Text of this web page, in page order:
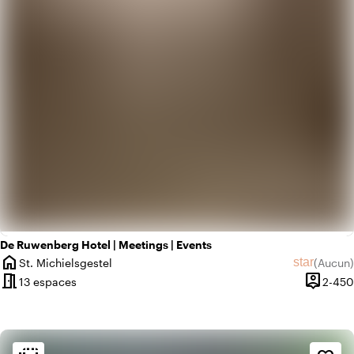
De Ruwenberg Hotel | Meetings | Events
home
Ville
St. Michielsgestel star(Aucun)
Aucun
meeting_room13 espaces person_pin2-450